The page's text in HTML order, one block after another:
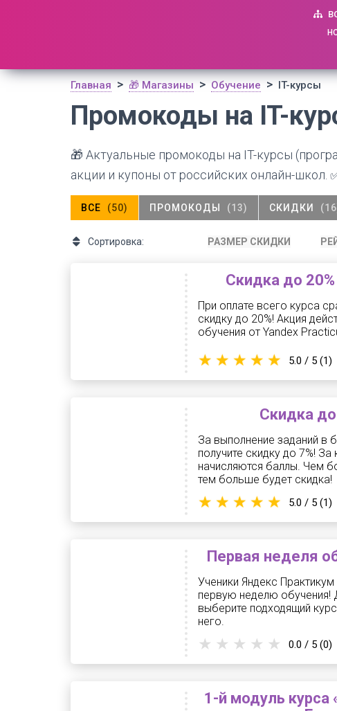
Главная > 🎁 Магазины > Обучение > IT-курсы
Промокоды на IT-
🎁 Актуальные промокоды на IT-курсы
акции и купоны от российских онлайн-школ.
ВСЕ (50) ПРОМОКОДЫ (13) СКИДКИ
Сортировка: РАЗМЕР СКИДКИ
Скидка до 20%
При оплате всего курса
скидку до 20%! Акция
обучения от Yandex
5.0 / 5 (1)
Скидка
За выполнение заданий в
получите скидку до 7%!
начисляются баллы. Чем
тем больше будет скидка!
5.0 / 5 (1)
Первая неделя
Ученики Яндекс
первую неделю обучения!
выберите подходящий
него.
0.0 / 5 (0)
1-й модуль курса